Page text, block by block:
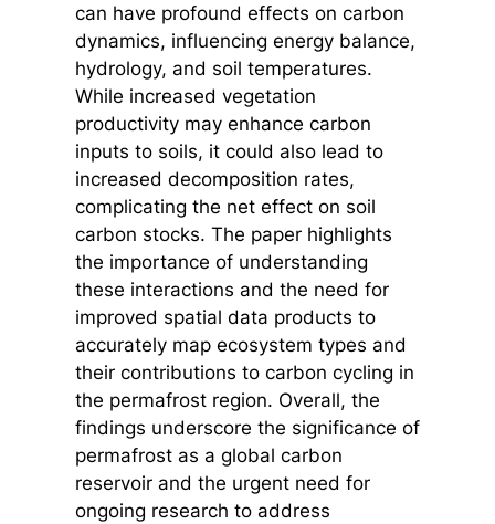
can have profound effects on carbon
dynamics, influencing energy balance,
hydrology, and soil temperatures.
While increased vegetation
productivity may enhance carbon
inputs to soils, it could also lead to
increased decomposition rates,
complicating the net effect on soil
carbon stocks. The paper highlights
the importance of understanding
these interactions and the need for
improved spatial data products to
accurately map ecosystem types and
their contributions to carbon cycling in
the permafrost region. Overall, the
findings underscore the significance of
permafrost as a global carbon
reservoir and the urgent need for
ongoing research to address